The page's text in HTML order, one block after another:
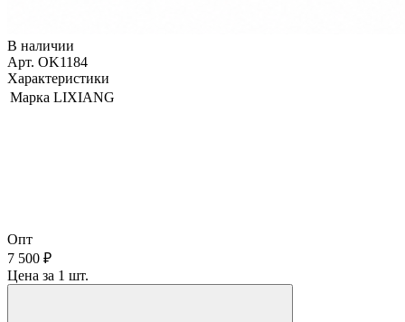
В наличии
Арт. OK1184
Характеристики
Марка LIXIANG
Опт
7 500 ₽
Цена за 1 шт.